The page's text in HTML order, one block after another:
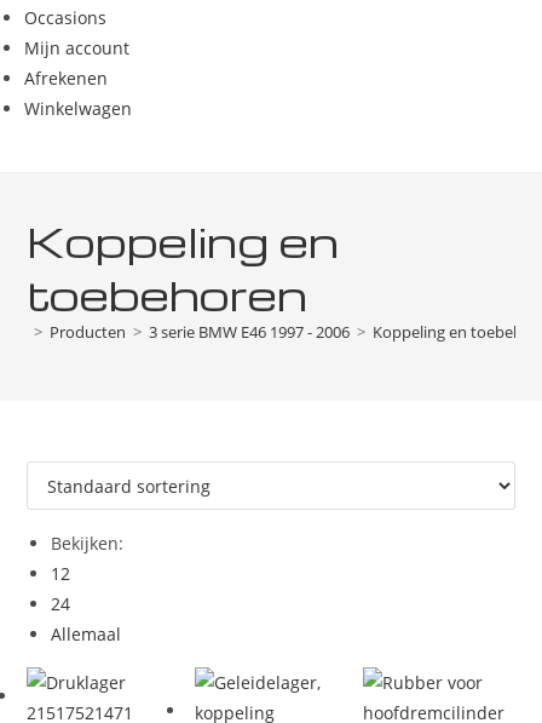
Occasions
Mijn account
Afrekenen
Winkelwagen
Koppeling en
toebehoren
> Producten > 3 serie BMW E46 1997 - 2006 > Koppeling en
Bekijken:
12
24
Allemaal